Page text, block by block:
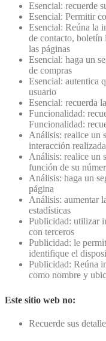
Esencial: recuerde
Esencial: Permitir
Esencial: Reúna la
de contacto,
las páginas
Esencial: haga un
de compras
Esencial: autentica
usuario
Esencial: recuerda
Funcionalidad:
Funcionalidad:
Análisis: realice un
interacción realizada
Análisis: realice un
función de su
Análisis: haga un
página
Análisis: aumentar
estadísticas
Publicidad: utilizar
con terceros
Publicidad: le
identifique el
Publicidad: Reúna
como nombre y
Este sitio web no:
Recuerde sus